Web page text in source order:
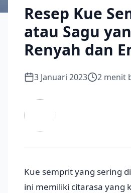
Resep Kue
atau Sagu
Renyah dan
3 Januari 2023 2 menit
Kue semprit yang sering
ini memiliki citarasa yang